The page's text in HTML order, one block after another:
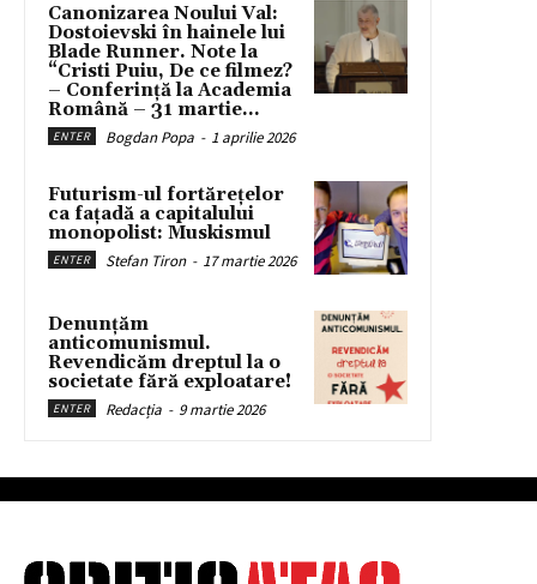
Canonizarea Noului Val:
Dostoievski în hainele lui
Blade Runner. Note la
“Cristi Puiu, De ce filmez?
– Conferință la Academia
Română – 31 martie...
ENTER Bogdan Popa - 1 aprilie 2026
Futurism-ul fortărețelor
ca fațadă a capitalului
monopolist: Muskismul
ENTER Stefan Tiron - 17 martie 2026
Denunțăm
anticomunismul.
Revendicăm dreptul la o
societate fără exploatare!
ENTER Redacția - 9 martie 2026